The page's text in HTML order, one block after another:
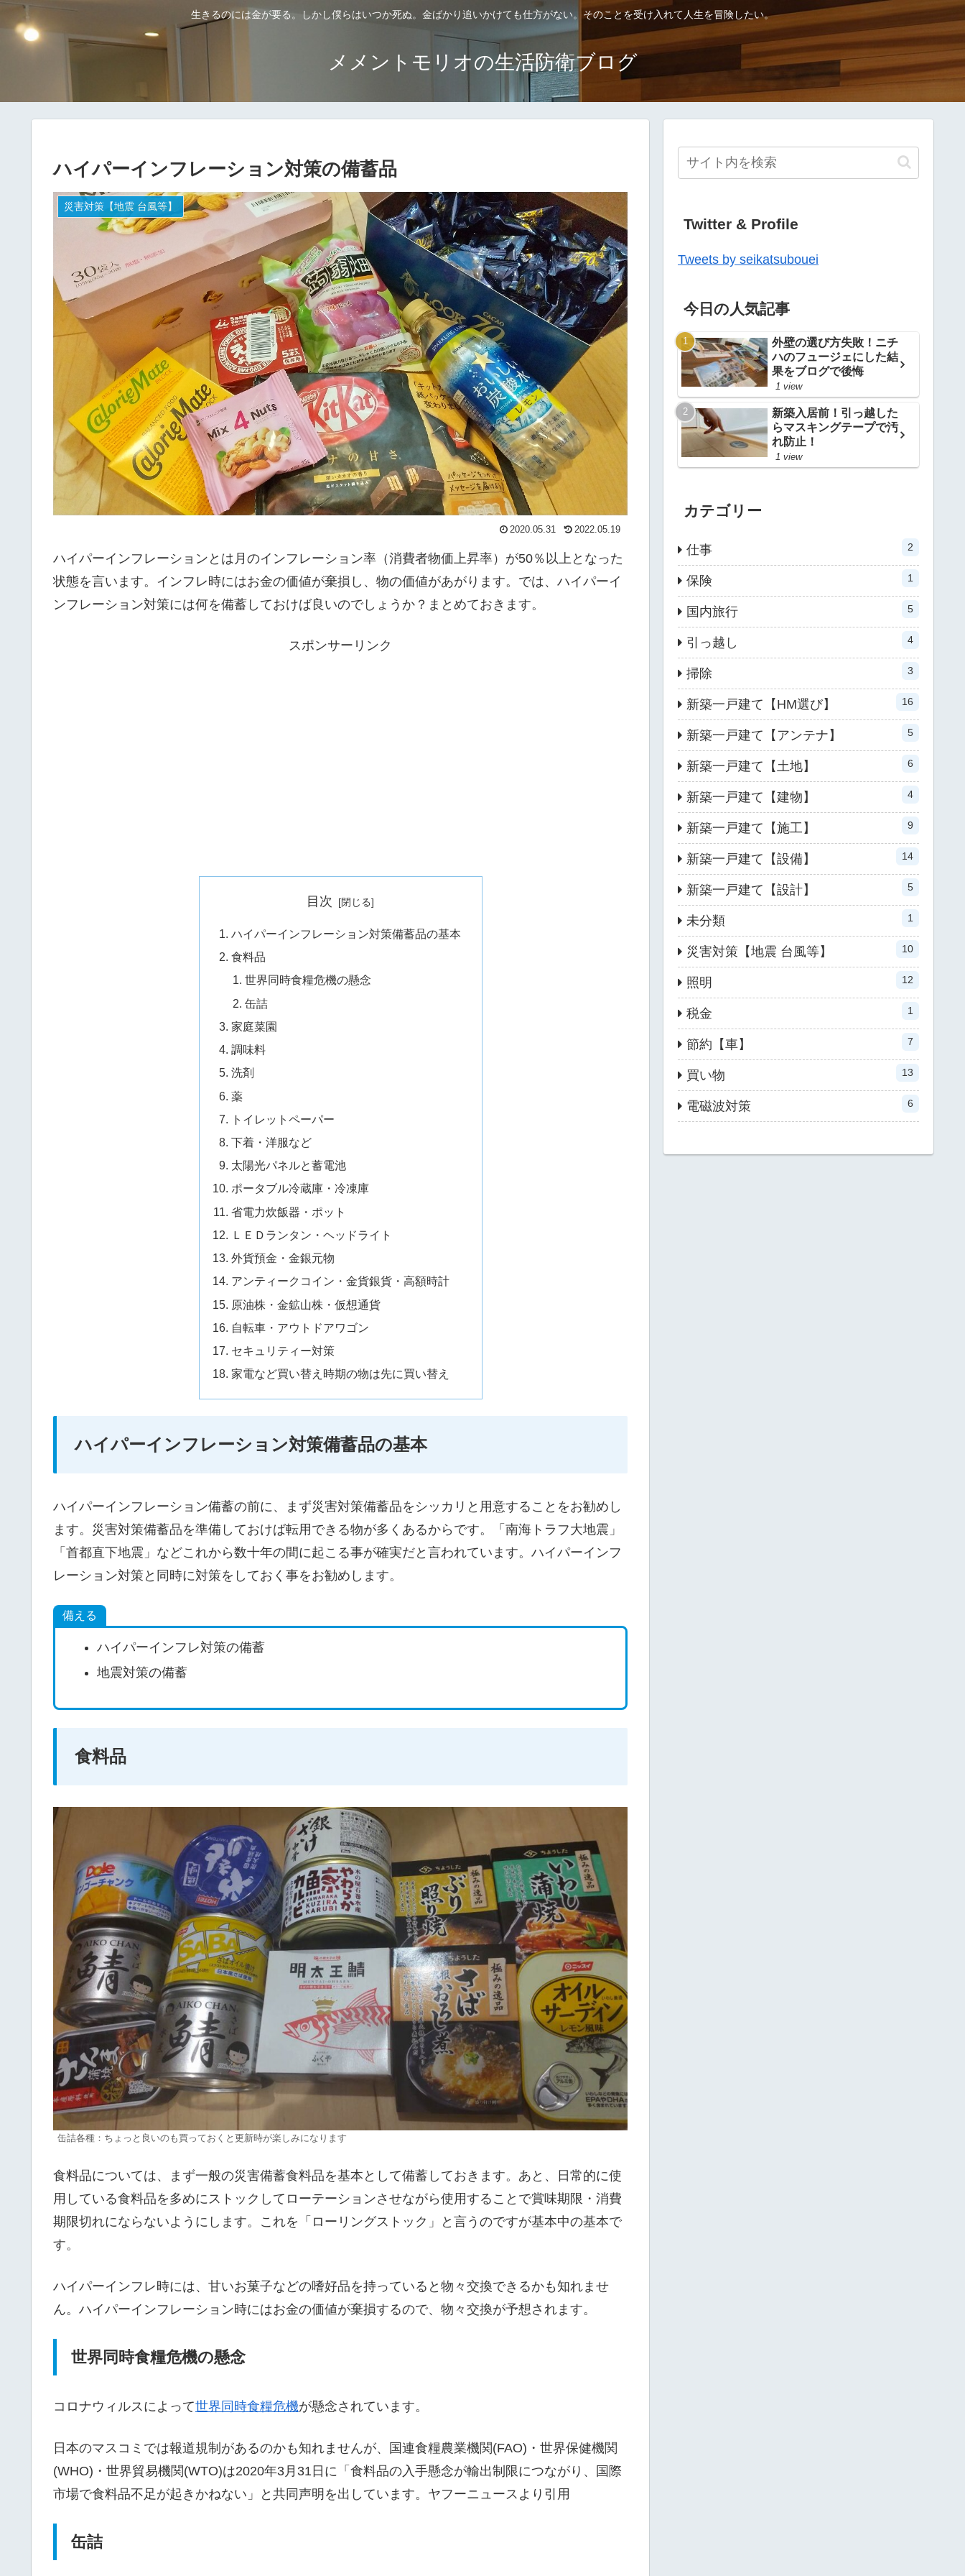
生きるのには金が要る。しかし僕らはいつか死ぬ。金ばかり追いかけても仕方がない。そのことを受け入れて人生を冒険したい。
メメントモリオの生活防衛ブログ
ハイパーインフレーション対策の備蓄品
災害対策【地震 台風等】
2020.05.31 2022.05.19
ハイパーインフレーションとは月のインフレーション率（消費者物価上昇率）が50％以上となった
状態を言います。インフレ時にはお金の価値が棄損し、物の価値があがります。では、ハイパーイ
ンフレーション対策には何を備蓄しておけば良いのでしょうか？まとめておきます。
スポンサーリンク
目次
ハイパーインフレーション対策備蓄品の基本
食料品
世界同時食糧危機の懸念
缶詰
家庭菜園
調味料
洗剤
薬
トイレットペーパー
下着・洋服など
太陽光パネルと蓄電池
ポータブル冷蔵庫・冷凍庫
省電力炊飯器・ポット
ＬＥＤランタン・ヘッドライト
外貨預金・金銀元物
アンティークコイン・金貨銀貨・高額時計
原油株・金鉱山株・仮想通貨
自転車・アウトドアワゴン
セキュリティー対策
家電など買い替え時期の物は先に買い替え
ハイパーインフレーション対策備蓄品の基本
ハイパーインフレーション備蓄の前に、まず災害対策備蓄品をシッカリと用意することをお勧めし
ます。災害対策備蓄品を準備しておけば転用できる物が多くあるからです。「南海トラフ大地震」
「首都直下地震」などこれから数十年の間に起こる事が確実だと言われています。ハイパーインフ
レーション対策と同時に対策をしておく事をお勧めします。
備える
ハイパーインフレ対策の備蓄
地震対策の備蓄
食料品
缶詰各種：ちょっと良いのも買っておくと更新時が楽しみになります
食料品については、まず一般の災害備蓄食料品を基本として備蓄しておきます。あと、日常的に使
用している食料品を多めにストックしてローテーションさせながら使用することで賞味期限・消費
期限切れにならないようにします。これを「ローリングストック」と言うのですが基本中の基本で
す。
ハイパーインフレ時には、甘いお菓子などの嗜好品を持っていると物々交換できるかも知れませ
ん。ハイパーインフレーション時にはお金の価値が棄損するので、物々交換が予想されます。
世界同時食糧危機の懸念
コロナウィルスによって世界同時食糧危機が懸念されています。
日本のマスコミでは報道規制があるのかも知れませんが、国連食糧農業機関(FAO)・世界保健機関
(WHO)・世界貿易機関(WTO)は2020年3月31日に「食料品の入手懸念が輸出制限につながり、国際
市場で食料品不足が起きかねない」と共同声明を出しています。ヤフーニュースより引用
缶詰
Twitter & Profile
Tweets by seikatsubouei
今日の人気記事
外壁の選び方失敗！ニチ
ハのフュージェにした結
果をブログで後悔
1 view
新築入居前！引っ越した
らマスキングテープで汚
れ防止！
1 view
カテゴリー
仕事 2
保険 1
国内旅行 5
引っ越し 4
掃除 3
新築一戸建て【HM選び】 16
新築一戸建て【アンテナ】 5
新築一戸建て【土地】 6
新築一戸建て【建物】 4
新築一戸建て【施工】 9
新築一戸建て【設備】 14
新築一戸建て【設計】 5
未分類 1
災害対策【地震 台風等】 10
照明 12
税金 1
節約【車】 7
買い物 13
電磁波対策 6